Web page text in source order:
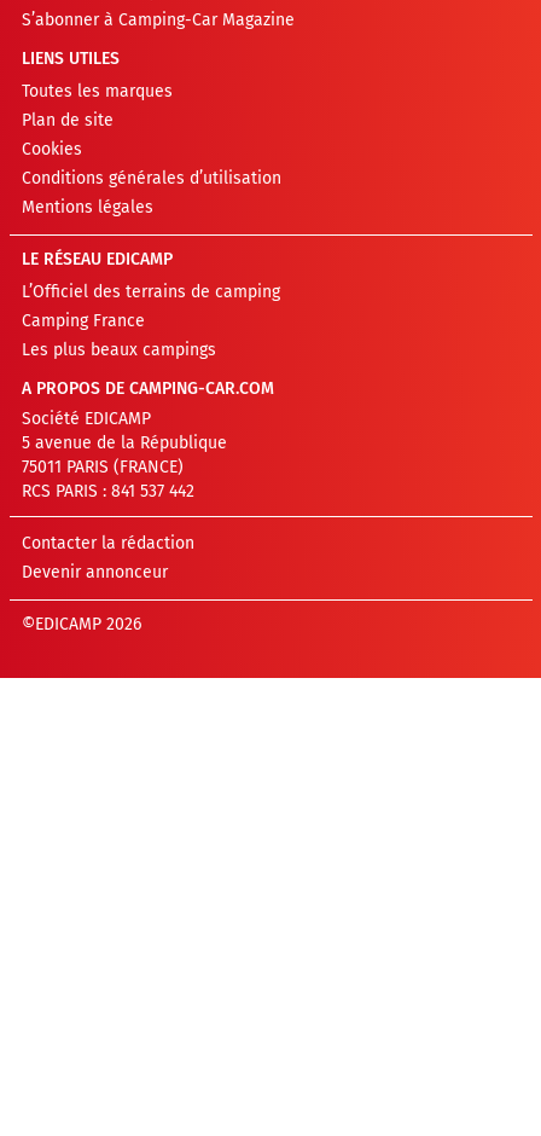
S’abonner à Camping-Car Magazine
LIENS UTILES
Toutes les marques
Plan de site
Cookies
Conditions générales d’utilisation
Mentions légales
LE RÉSEAU EDICAMP
L’Officiel des terrains de camping
Camping France
Les plus beaux campings
A PROPOS DE CAMPING-CAR.COM
Société EDICAMP
5 avenue de la République
75011 PARIS (FRANCE)
RCS PARIS : 841 537 442
Contacter la rédaction
Devenir annonceur
©EDICAMP 2026